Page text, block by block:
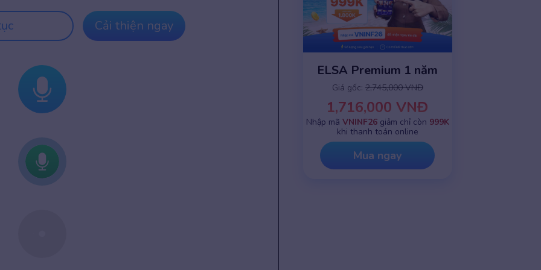
Cải thiện ngay
ELSA Premium 1 năm
Giá gốc: 2,745,000 VNĐ
1,716,000 VNĐ
Nhập mã VNINF26giảm chỉ còn 999K
khi thanh toán online
Mua ngay